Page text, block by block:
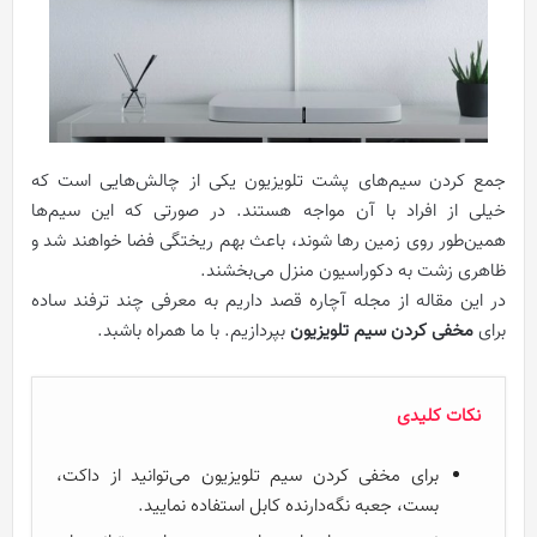
جمع کردن سیم‌های پشت تلویزیون یکی از چالش‌هایی است که
خیلی از افراد با آن مواجه هستند. در صورتی که این سیم‌ها
همین‌طور روی زمین رها شوند، باعث بهم ریختگی فضا خواهند شد و
ظاهری زشت به دکوراسیون منزل می‌بخشند.
در این مقاله از مجله آچاره قصد داریم به معرفی چند ترفند ساده
برایمخفی كردن سیم تلويزیونبپردازیم. با ما همراه باشبد.
نکات کلیدی
برای مخفی کردن سیم‌ تلویزیون می‌توانید از داکت،
بست، جعبه نگه‌دارنده کابل استفاده نمایید.